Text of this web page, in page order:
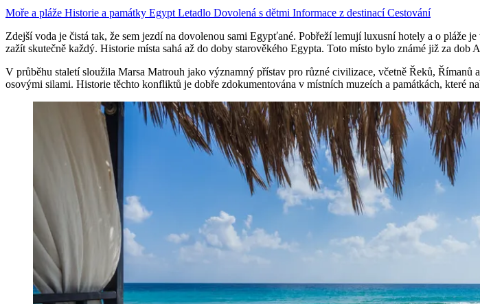
Moře a pláže Historie a památky EgyptLetadlo Dovolená s dětmi Informace z destinacíCestování
Zdejší voda je čistá tak, že sem jezdí na dovolenou sami Egypťané. Pobřeží lemují luxusní hotely a o pláže
zažít skutečně každý. Historie místa sahá až do doby starověkého Egypta. Toto místo bylo známé již za dob
V průběhu staletí sloužila Marsa Matrouh jako významný přístav pro různé civilizace, včetně Řeků,
osovými silami. Historie těchto konfliktů je dobře zdokumentována v místních muzeích a památkách, které